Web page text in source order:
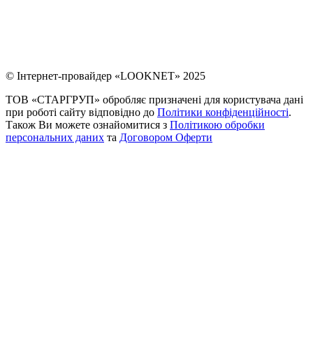
© Інтернет-провайдер «LOOKNET» 2025
ТОВ «СТАРГРУП» обробляє призначені для користувача дані
при роботі сайту відповідно до Політики конфіденційності.
Також Ви можете ознайомитися з Політикою обробки
персональних даних та Договором Оферти